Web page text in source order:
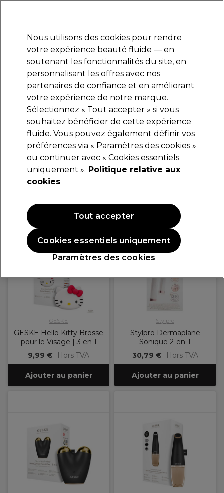
Se connecter
Marques Bons plans Coiffure Electro et Matériel
Livraison et délais
lire la suite
Beauté Matériel électrique beauté
Matériel électrique beauté
Filters
GESKE
GESKE Hello Kitty Brosse
pour le Visage | 3 en 1
9,99 €
Hors TVA
Ajouter au panier
Stylpro
Stylpro Dermaplane
Sonique 2-en-1
30,79 €
Hors TVA
Ajouter au panier
Nous utilisons des cookies pour rendre
votre expérience beauté fluide — en
soutenant les fonctionnalités du site, en
personnalisant les offres avec nos
partenaires de confiance et en améliorant
votre expérience de notre marque.
Sélectionnez « Tout accepter » si vous
souhaitez bénéficier de cette expérience
fluide. Vous pouvez également définir vos
préférences via « Paramètres des cookies »
ou continuer avec « Cookies essentiels
uniquement ». Politique relative aux
cookies
Paramètres des cookies
Cookies essentiels uniquement
Tout accepter